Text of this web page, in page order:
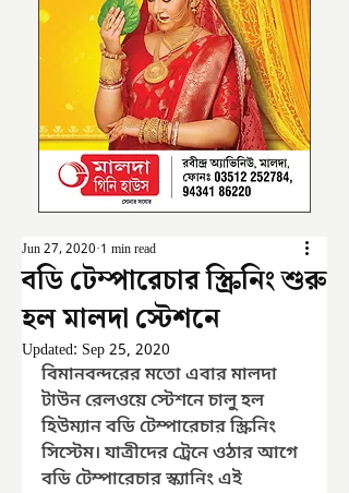
বডি টেম্পারেচার স্ক্রিনিং শুরু
হল মালদা স্টেশনে
Jun 27, 2020 1 min read
Updated: Sep 25, 2020
বিমানবন্দরের মতো এবার মালদা
টাউন রেলওয়ে স্টেশনে চালু হল
হিউম্যান বডি টেম্পারেচার স্ক্রিনিং
সিস্টেম। যাত্রীদের ট্রেনে ওঠার আগে
বডি টেম্পারেচার স্ক্যানিং এই